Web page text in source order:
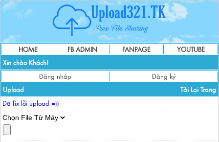
HOME FB ADMIN FANPAGE
YOUTUBE
Xin chào Khách!
Đăng nhập
Đăng ký
Upload
Tải Lại Trang
Đã fix lỗi upload =))